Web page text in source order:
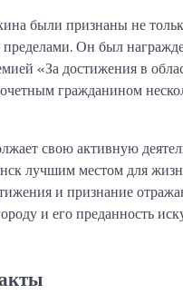
были признаны не
пределами. Он был
«За достижения в
гражданином
свою активную
лучшим местом для
и признание
и его преданность